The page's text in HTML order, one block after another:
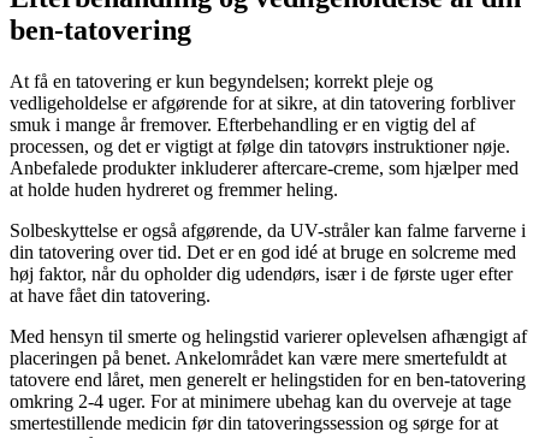
ben-tatovering
At få en tatovering er kun begyndelsen; korrekt pleje og
vedligeholdelse er afgørende for at sikre, at din tatovering forbliver
smuk i mange år fremover. Efterbehandling er en vigtig del af
processen, og det er vigtigt at følge din tatovørs instruktioner nøje.
Anbefalede produkter inkluderer aftercare-creme, som hjælper med
at holde huden hydreret og fremmer heling.
Solbeskyttelse er også afgørende, da UV-stråler kan falme farverne i
din tatovering over tid. Det er en god idé at bruge en solcreme med
høj faktor, når du opholder dig udendørs, især i de første uger efter
at have fået din tatovering.
Med hensyn til smerte og helingstid varierer oplevelsen afhængigt af
placeringen på benet. Ankelområdet kan være mere smertefuldt at
tatovere end låret, men generelt er helingstiden for en ben-tatovering
omkring 2-4 uger. For at minimere ubehag kan du overveje at tage
smertestillende medicin før din tatoveringssession og sørge for at